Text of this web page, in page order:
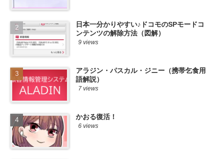
日本一分かりやすい♪ドコモのSPモードコ
ンテンツの解除方法（図解）
9 views
アラジン・パスカル・ジニー（携帯乞食用
語解説）
7 views
かおる復活！
6 views